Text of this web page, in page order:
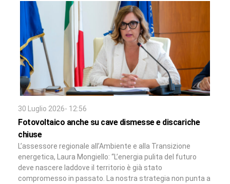
30 Luglio 2026- 12:56
Fotovoltaico anche su cave dismesse e discariche
chiuse
L’assessore regionale all’Ambiente e alla Transizione
energetica, Laura Mongiello: “L’energia pulita del futuro
deve nascere laddove il territorio è già stato
compromesso in passato. La nostra strategia non punta a